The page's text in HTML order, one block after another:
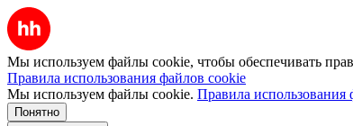
Мы используем файлы cookie, чтобы обеспечивать
Правила использования файлов cookie
Мы используем файлы cookie. Правила использования
Понятно